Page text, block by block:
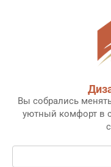
Вы собрались
уютный комфорт в
Поиск: